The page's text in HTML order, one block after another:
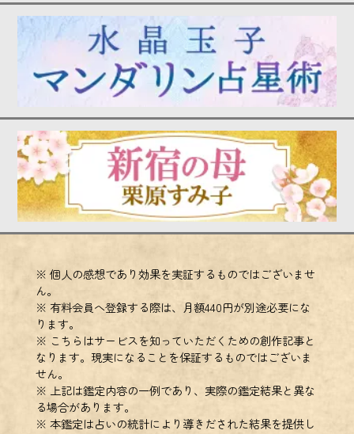
※ 個人の感想であり効果を実証するものではございませ
ん。
※ 有料会員へ登録する際は、月額440円が別途必要にな
ります。
※ こちらはサービスを知っていただくための創作記事と
なります。現実になることを保証するものではございま
せん。
※ 上記は鑑定内容の一例であり、実際の鑑定結果と異な
る場合があります。
※ 本鑑定は占いの統計により導きだされた結果を提供し